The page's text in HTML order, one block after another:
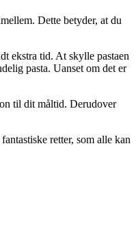
Dette betyder, at du
ekstra tid. At skylle pastaen
pasta. Uanset om det er
til dit måltid. Derudover
retter, som alle kan